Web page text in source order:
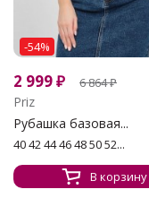
-54%
2 999₽ 6 864₽
Priz
Рубашка базовая...
40 42 44 46 48 50 52...
В корзину